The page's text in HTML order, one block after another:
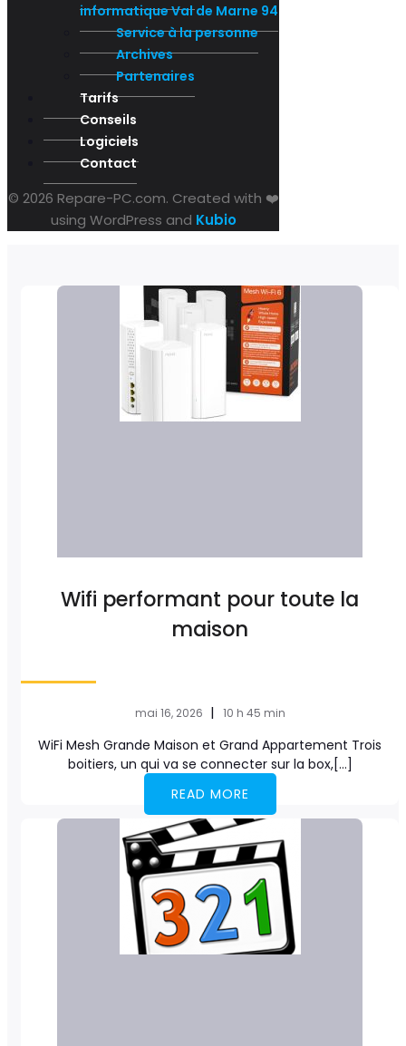
informatique Val de Marne 94
Service à la personne
Archives
Partenaires
Tarifs
Conseils
Logiciels
Contact
© 2026 Repare-PC.com. Created with ❤️
using WordPress and Kubio
Wifi performant pour toute la
maison
mai 16, 2026 | 10 h 45 min
WiFi Mesh Grande Maison et Grand Appartement Trois
boitiers, un qui va se connecter sur la box,[…]
READ MORE